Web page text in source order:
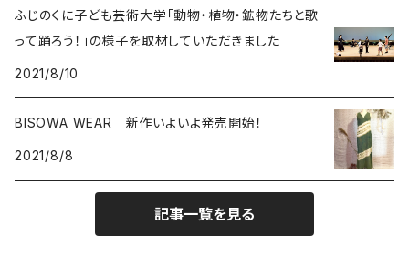
ハーキマーダイアモンド
スモーキークォーツ
ガーデンクォーツ
ふじのくに子ども芸術大学「動物・植物・鉱物たちと歌
って踊ろう！」の様子を取材していただきました
2021/8/10
BISOWA WEAR 新作いよいよ発売開始！
2021/8/8
記事一覧を見る